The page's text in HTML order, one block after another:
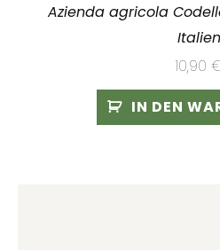
Azienda agricola
Italien
10,90
IN DEN